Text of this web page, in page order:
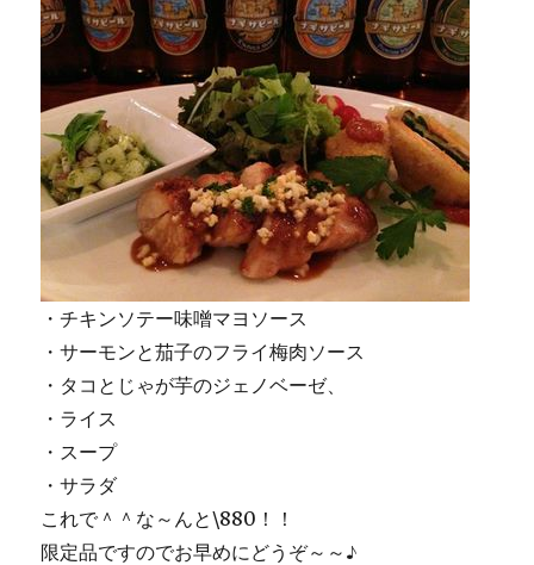
・チキンソテー味噌マヨソース
・サーモンと茄子のフライ梅肉ソース
・タコとじゃが芋のジェノベーゼ、
・ライス
・スープ
・サラダ
これで＾＾な～んと\880！！
限定品ですのでお早めにどうぞ～～♪